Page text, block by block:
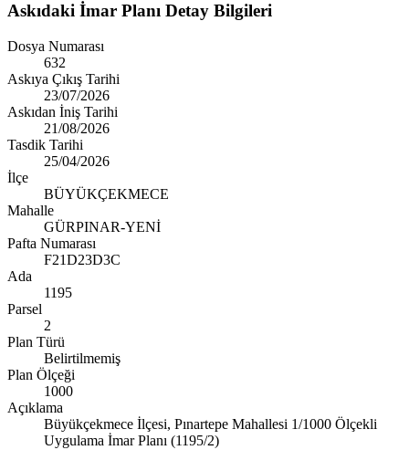
Askıdaki İmar Planı Detay Bilgileri
Dosya Numarası
632
Askıya Çıkış Tarihi
23/07/2026
Askıdan İniş Tarihi
21/08/2026
Tasdik Tarihi
25/04/2026
İlçe
BÜYÜKÇEKMECE
Mahalle
GÜRPINAR-YENİ
Pafta Numarası
F21D23D3C
Ada
1195
Parsel
2
Plan Türü
Belirtilmemiş
Plan Ölçeği
1000
Açıklama
Büyükçekmece İlçesi, Pınartepe Mahallesi 1/1000 Ölçekli
Uygulama İmar Planı (1195/2)